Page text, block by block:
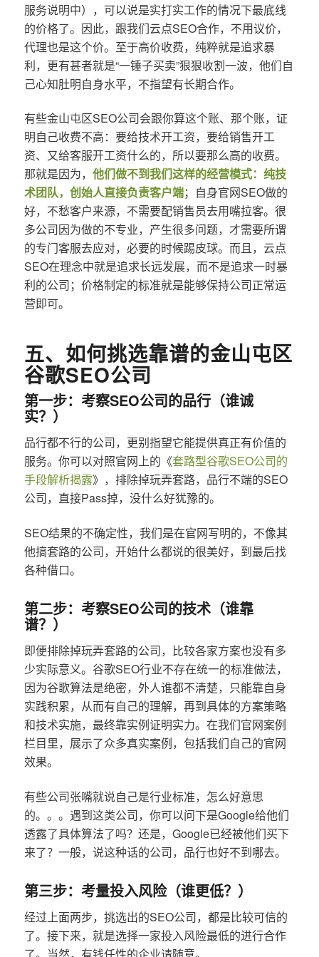
服务说明中），可以说是实打实工作的情况下最底线
的价格了。因此，跟我们云点SEO合作，不用议价，
代理也是这个价。至于高价收费，纯粹就是追求暴
利，更有甚者就是“一锤子买卖”狠狠收割一波，他们自
己心知肚明自身水平，不指望有长期合作。
有些金山屯区SEO公司会跟你算这个账、那个账，证
明自己收费不高：要给技术开工资，要给销售开工
资、又给客服开工资什么的，所以要那么高的收费。
那就是因为， 他们做不到我们这样的经营模式：纯技
术团队，创始人直接负责客户端；自身官网SEO做的
好，不愁客户来源，不需要配销售员去用嘴拉客。很
多公司因为做的不专业，产生很多问题，才需要所谓
的专门客服去应对，必要的时候踢皮球。而且，云点
SEO在理念中就是追求长远发展，而不是追求一时暴
利的公司；价格制定的标准就是能够保持公司正常运
营即可。
五、如何挑选靠谱的金山屯区
谷歌SEO公司
第一步：考察SEO公司的品行（谁诚
实？）
品行都不行的公司，更别指望它能提供真正有价值的
服务。你可以对照官网上的《套路型谷歌SEO公司的
手段解析揭露》，排除掉玩弄套路，品行不端的SEO
公司，直接Pass掉，没什么好犹豫的。
SEO结果的不确定性，我们是在官网写明的，不像其
他搞套路的公司，开始什么都说的很美好，到最后找
各种借口。
第二步：考察SEO公司的技术（谁靠
谱？）
即便排除掉玩弄套路的公司，比较各家方案也没有多
少实际意义。谷歌SEO行业不存在统一的标准做法，
因为谷歌算法是绝密，外人谁都不清楚，只能靠自身
实践积累，从而有自己的理解，再到具体的方案策略
和技术实施，最终靠实例证明实力。在我们官网案例
栏目里，展示了众多真实案例，包括我们自己的官网
效果。
有些公司张嘴就说自己是行业标准，怎么好意思
的。。。遇到这类公司，你可以问下是Google给他们
透露了具体算法了吗？还是，Google已经被他们买下
来了？一般，说这种话的公司，品行也好不到哪去。
第三步：考量投入风险（谁更低？）
经过上面两步，挑选出的SEO公司，都是比较可信的
了。接下来，就是选择一家投入风险最低的进行合作